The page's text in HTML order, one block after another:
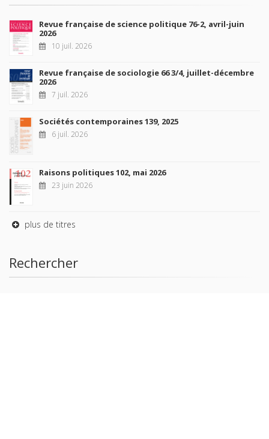
Revue française de science politique 76-2, avril-juin
2026
10 juil. 2026
Revue française de sociologie 66 3/4, juillet-décembre
2026
7 juil. 2026
Sociétés contemporaines 139, 2025
6 juil. 2026
Raisons politiques 102, mai 2026
23 juin 2026
plus de titres
Rechercher